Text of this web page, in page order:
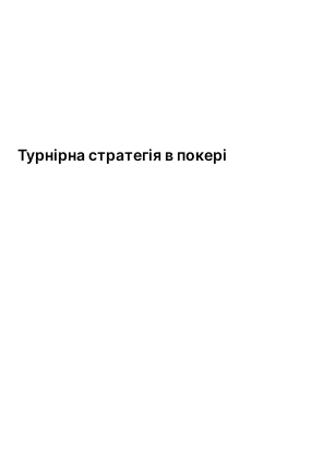
Турнірна стратегія в покері